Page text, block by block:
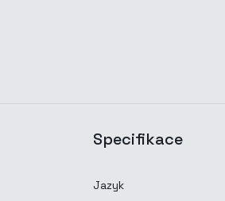
Specifikace
Jazyk